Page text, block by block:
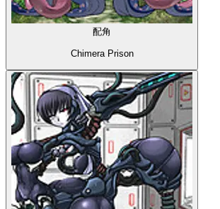
配角
Chimera Prison